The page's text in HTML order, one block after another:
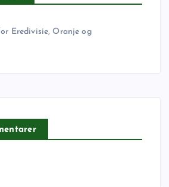
Eredivisie, Oranje og